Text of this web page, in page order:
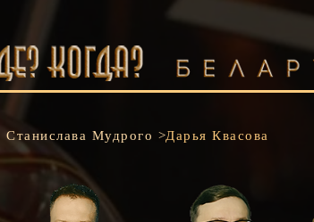
Станислава Мудрого >Дарья Квасова